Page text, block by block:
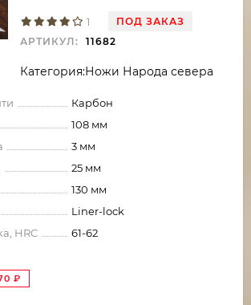
1
ПОД ЗАКАЗ
АРТИКУЛ:
11682
Категория:Ножи Народа севера
Карбон
108 мм
3 мм
25 мм
130 мм
Liner-lock
HRC
61-62
₽